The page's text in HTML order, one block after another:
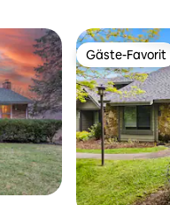
Gäste-Favorit
Gäste-Favorit